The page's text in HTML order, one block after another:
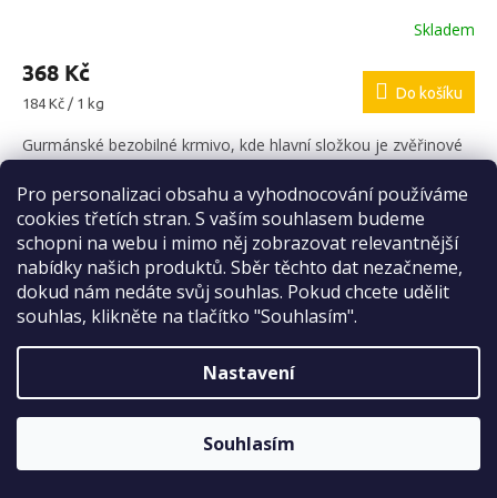
Pro personalizaci obsahu a vyhodnocování používáme
cookies třetích stran. S vaším souhlasem budeme
schopni na webu i mimo něj zobrazovat relevantnější
nabídky našich produktů. Sběr těchto dat nezačneme,
dokud nám nedáte svůj souhlas. Pokud chcete udělit
souhlas, klikněte na tlačítko "Souhlasím".
Nastavení
Souhlasím
Skladem
368 Kč
Měrná
184 Kč / 1 kg
Do košíku
Gurmánské bezobilné krmivo, kde hlavní složkou je zvěřinové
maso
Kód:2586
Sleva 2 %
na první nákup
ODESLAT
Zásady zpracování osobních údajů